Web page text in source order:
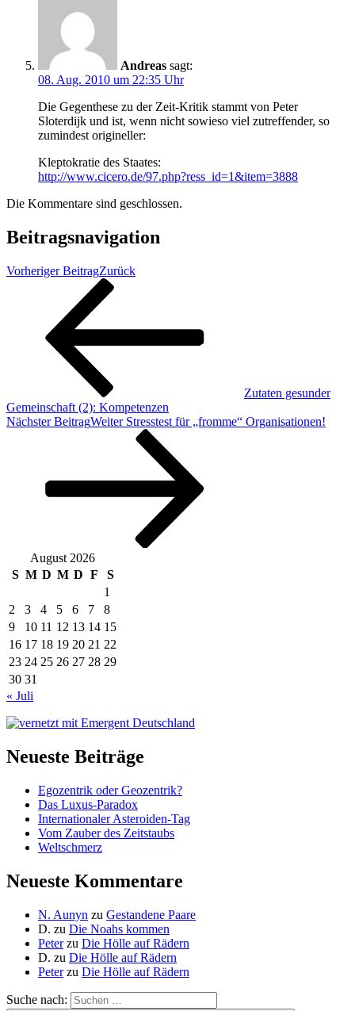
Andreas sagt:
08. Aug. 2010 um 22:35 Uhr
Die Gegenthese zu der Zeit-Kritik stammt von Peter
Sloterdijk und ist, wenn nicht sowieso viel zutreffender, so
zumindest origineller:
Kleptokratie des Staates:
http://www.cicero.de/97.php?ress_id=1&item=3888
Die Kommentare sind geschlossen.
Beitragsnavigation
Vorheriger BeitragZurück
Zutaten gesunder
Gemeinschaft (2): Kompetenzen
Nächster BeitragWeiter Stresstest für „fromme“ Organisationen!
August 2026
S M D M D F
S
1
2
3 4 5 6 7
8
9
10 11 12 13 14 15
16 17 18 19 20 21 22
23 24 25 26 27 28 29
30 31
« Juli
Neueste Beiträge
Egozentrik oder Geozentrik?
Das Luxus-Paradox
Internationaler Asteroiden-Tag
Vom Zauber des Zeitstaubs
Weltschmerz
Neueste Kommentare
N. Aunyn zu Gestandene Paare
D. zu Die Noahs kommen
Peterzu Die Hölle auf Rädern
D. zu Die Hölle auf Rädern
Peterzu Die Hölle auf Rädern
Suche nach: